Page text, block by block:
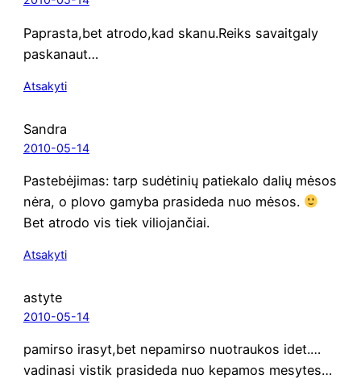
Paprasta,bet atrodo,kad skanu.Reiks savait­ga­ly
paskanaut…
Atsakyti
Sandra
2010-05-14
Paste­bė­ji­mas: tarp sudė­ti­nių patie­ka­lo dalių mėsos
nėra, o plo­vo gamy­ba pra­si­de­da nuo mėsos.
Bet atro­do vis tiek viliojančiai.
Atsakyti
astyte
2010-05-14
pamir­so irasyt,bet nepa­mir­so nuo­trau­kos idet.…
vadinasi vis­tik pra­si­de­da nuo kepa­mos mesytes…